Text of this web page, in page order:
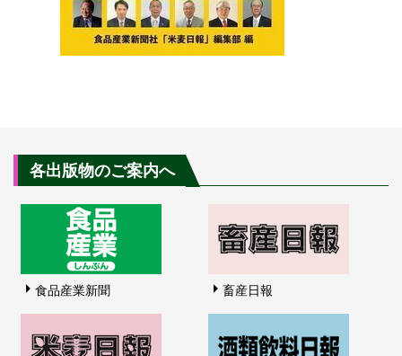
各出版物のご案内へ
食品産業新聞 畜産日報